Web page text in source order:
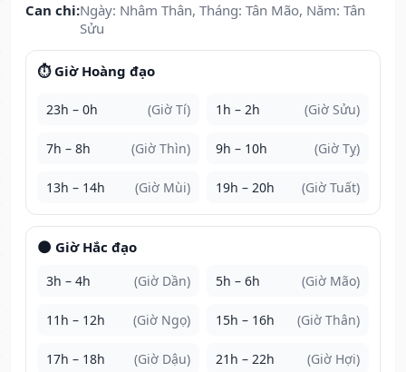
Can chi:Ngày: Nhâm Thân, Tháng: Tân Mão, Năm: Tân
Sửu
⏱️ Giờ Hoàng đạo
23h – 0h (Giờ Tí) 1h – 2h (Giờ Sửu)
7h – 8h (Giờ Thìn) 9h – 10h (Giờ Tỵ)
13h – 14h (Giờ Mùi) 19h – 20h (Giờ Tuất)
🌑 Giờ Hắc đạo
3h – 4h (Giờ Dần) 5h – 6h (Giờ Mão)
11h – 12h (Giờ Ngọ) 15h – 16h (Giờ Thân)
17h – 18h (Giờ Dậu) 21h – 22h (Giờ Hợi)